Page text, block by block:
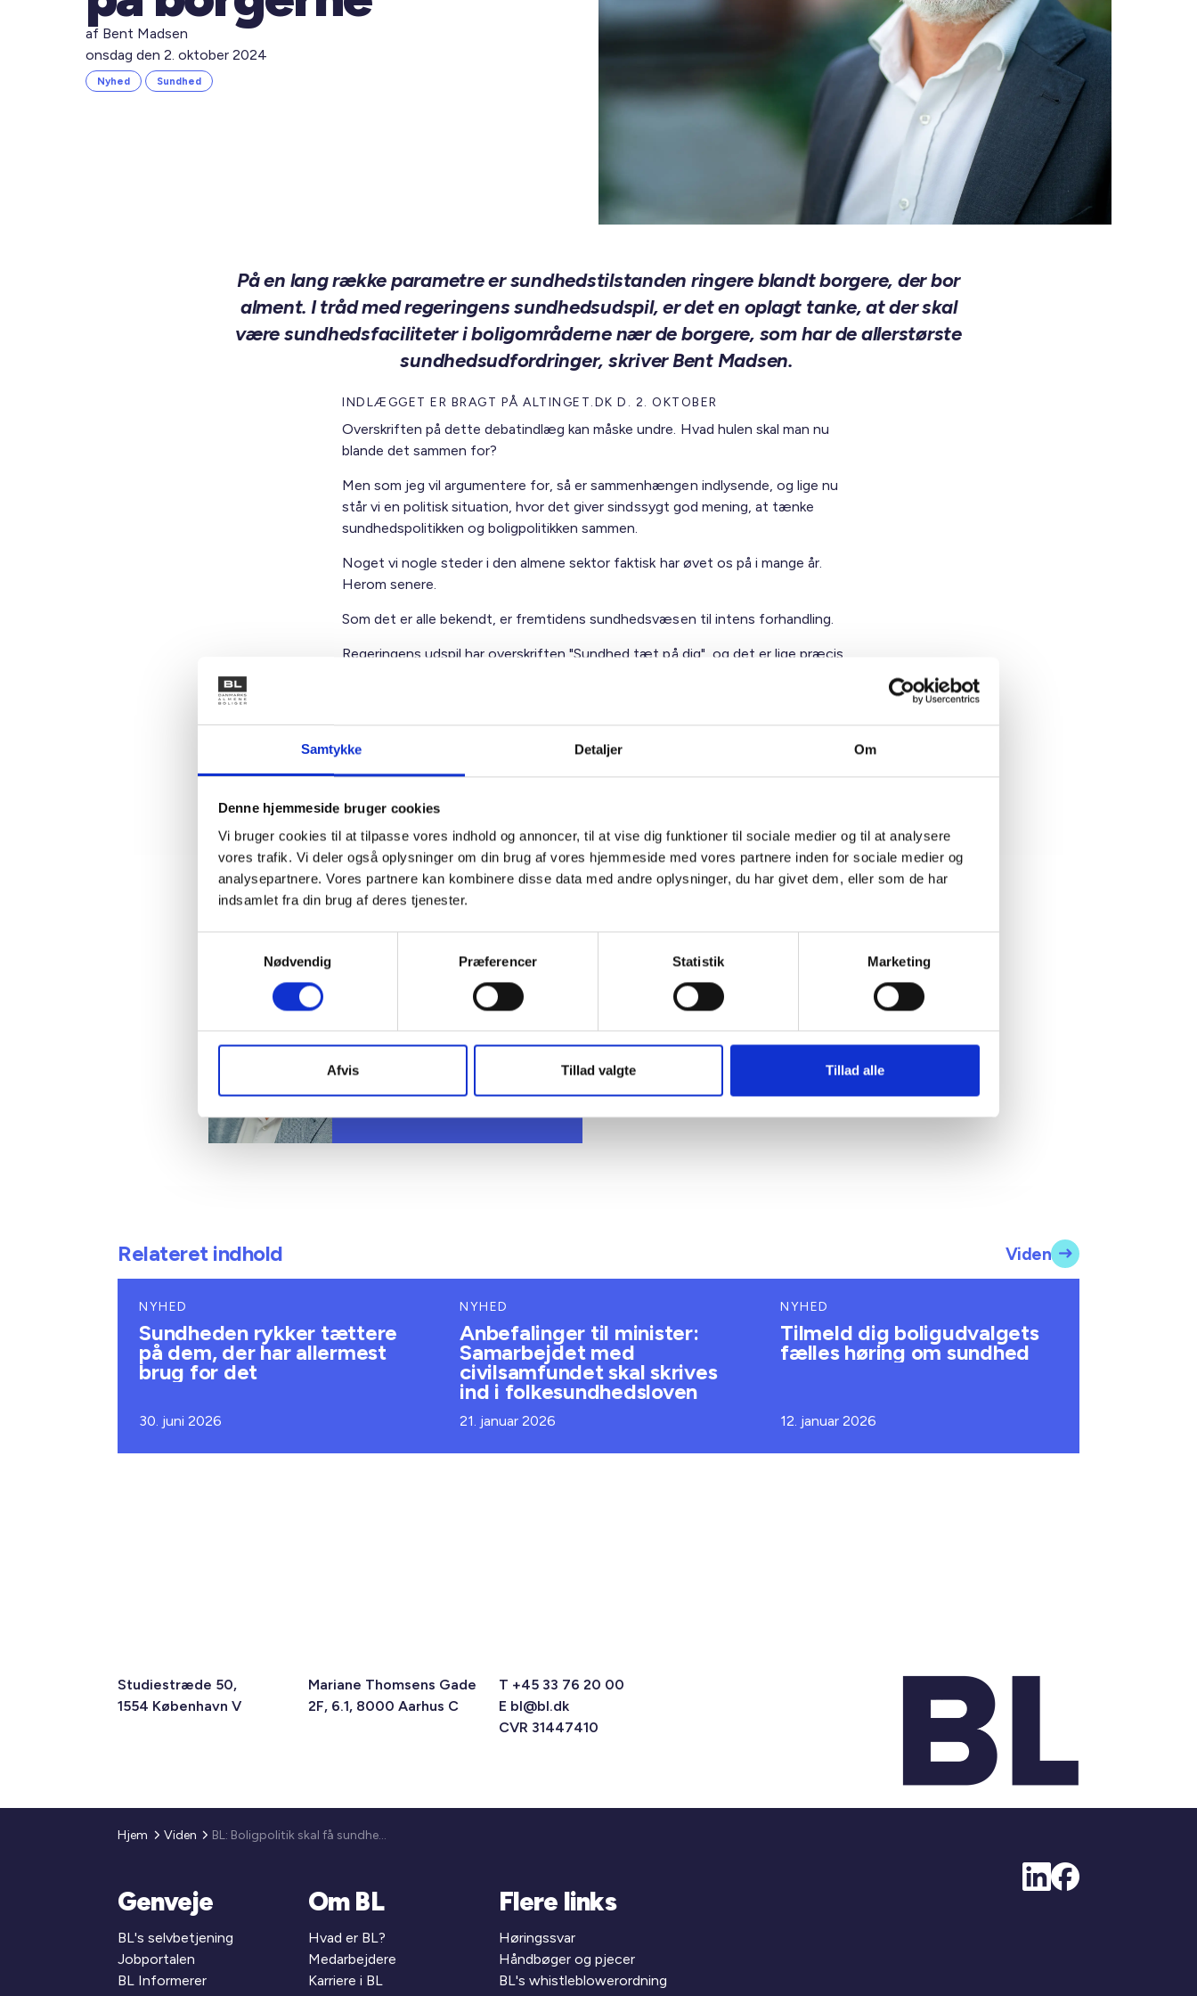
Samtykke Detaljer Om
Denne hjemmeside bruger cookies
Vi bruger cookies til at tilpasse vores indhold og annoncer, til at vise dig funktioner til sociale medier og til at analysere
vores trafik. Vi deler også oplysninger om din brug af vores hjemmeside med vores partnere inden for sociale medier og
analysepartnere. Vores partnere kan kombinere disse data med andre oplysninger, du har givet dem, eller som de har
indsamlet fra din brug af deres tjenester.
Nødvendig
Præferencer Statistik Marketing
Afvis Tillad valgte Tillad alle
af Bent Madsen
onsdag den 2. oktober 2024
Nyhed Sundhed
På en lang række parametre er sundhedstilstanden ringere blandt borgere, der bor
alment. I tråd med regeringens sundhedsudspil, er det en oplagt tanke, at der skal
være sundhedsfaciliteter i boligområderne nær de borgere, som har de allerstørste
sundhedsudfordringer, skriver Bent Madsen.
INDLÆGGET ER BRAGT PÅ ALTINGET.DK D. 2. OKTOBER
Overskriften på dette debatindlæg kan måske undre. Hvad hulen skal man nu
blande det sammen for?
Men som jeg vil argumentere for, så er sammenhængen indlysende, og lige nu
står vi en politisk situation, hvor det giver sindssygt god mening, at tænke
sundhedspolitikken og boligpolitikken sammen.
Noget vi nogle steder i den almene sektor faktisk har øvet os på i mange år.
Herom senere.
Som det er alle bekendt, er fremtidens sundhedsvæsen til intens forhandling.
Regeringens udspil har overskriften "Sundhed tæt på dig", og det er lige præcis
Læs hele indlægget på Altinget.dk.
Kontakt
Bent Madsen
Relateret indhold Viden
NYHED
Sundheden rykker tættere
på dem, der har allermest
brug for det
30. juni 2026
NYHED
Anbefalinger til minister:
Samarbejdet med
civilsamfundet skal skrives
ind i folkesundhedsloven
21. januar 2026
NYHED
Tilmeld dig boligudvalgets
fælles høring om sundhed
12. januar 2026
Studiestræde 50,
1554 København V
Mariane Thomsens Gade
2F, 6.1, 8000 Aarhus C
T +45 33 76 20 00
E bl@bl.dk
CVR 31447410
Hjem Viden BL: Boligpolitik skal få sundhed tættere på borgerne
Genveje
BL's selvbetjening
Jobportalen
BL Informerer
Om BL
Hvad er BL?
Medarbejdere
Karriere i BL
Flere links
Høringssvar
Håndbøger og pjecer
BL's whistleblowerordning